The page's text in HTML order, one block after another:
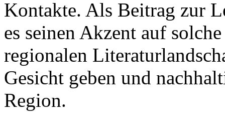
Kontakte. Als Beitrag zur
es seinen Akzent auf
regionalen
Gesicht geben und
Region.